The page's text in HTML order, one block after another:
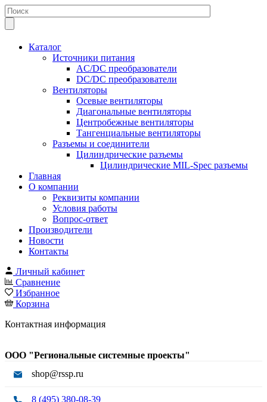
Каталог
Источники питания
AC/DC преобразователи
DC/DC преобразователи
Вентиляторы
Осевые вентиляторы
Диагональные вентиляторы
Центробежные вентиляторы
Тангенциальные вентиляторы
Разъемы и соединители
Цилиндрические разъемы
Цилиндрические MIL-Spec разъемы
Главная
О компании
Реквизиты компании
Условия работы
Вопрос-ответ
Производители
Новости
Контакты
Личный кабинет
Сравнение
Избранное
Корзина
Контактная информация
ООО "Региональные системные проекты"
shop@rssp.ru
8 (495) 380-08-39